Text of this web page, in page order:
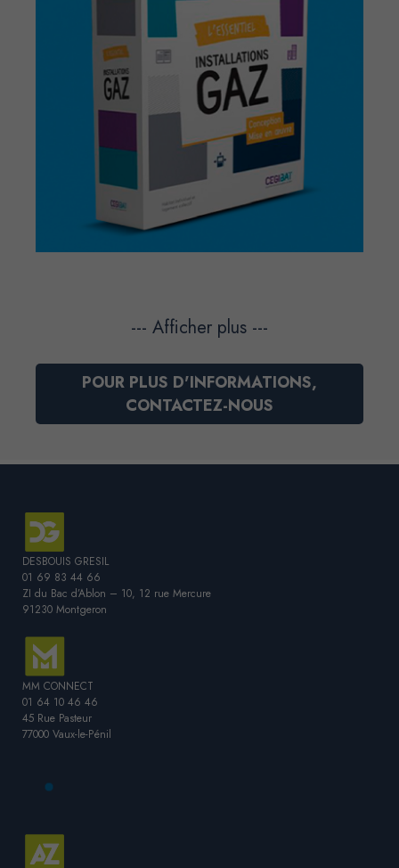
--- Afficher plus ---
POUR PLUS D'INFORMATIONS,
CONTACTEZ-NOUS
DESBOUIS GRESIL
01 69 83 44 66
ZI du Bac d’Ablon – 10, 12 rue Mercure
91230 Montgeron
MM CONNECT
01 64 10 46 46
45 Rue Pasteur
77000 Vaux-le-Pénil